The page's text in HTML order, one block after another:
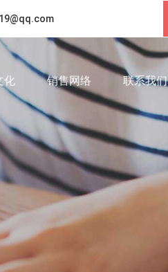
化 销售网络 联系我们